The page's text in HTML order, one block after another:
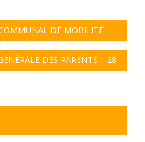
DE MOBILITÉ
LA RUE EDITH CAVELL.
VOTRE AVIS!DES PARENTS – 28
2023.